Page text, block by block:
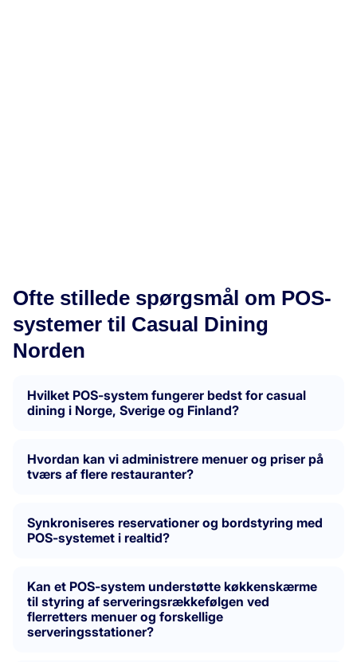
Ofte stillede spørgsmål om POS-
systemer til Casual Dining
Norden
Hvilket POS-system fungerer bedst for casual
dining i Norge, Sverige og Finland?
Hvordan kan vi administrere menuer og priser på
tværs af flere restauranter?
Synkroniseres reservationer og bordstyring med
POS-systemet i realtid?
Kan et POS-system understøtte køkkenskærme
til styring af serveringsrækkefølgen ved
flerretters menuer og forskellige
serveringsstationer?